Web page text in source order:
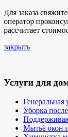
Для заказа
оператор
рассчитает
закрыть
Услуги для
Генеральная
Уборка
Мытьё окон